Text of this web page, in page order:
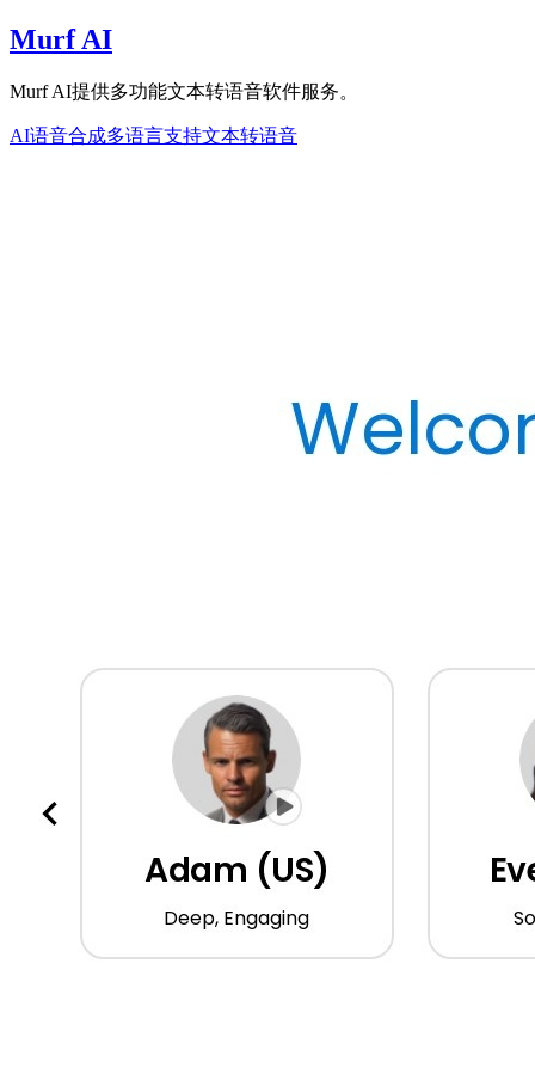
Murf AI
Murf AI提供多功能文本转语音软件服务。
AI语音合成多语言支持文本转语音